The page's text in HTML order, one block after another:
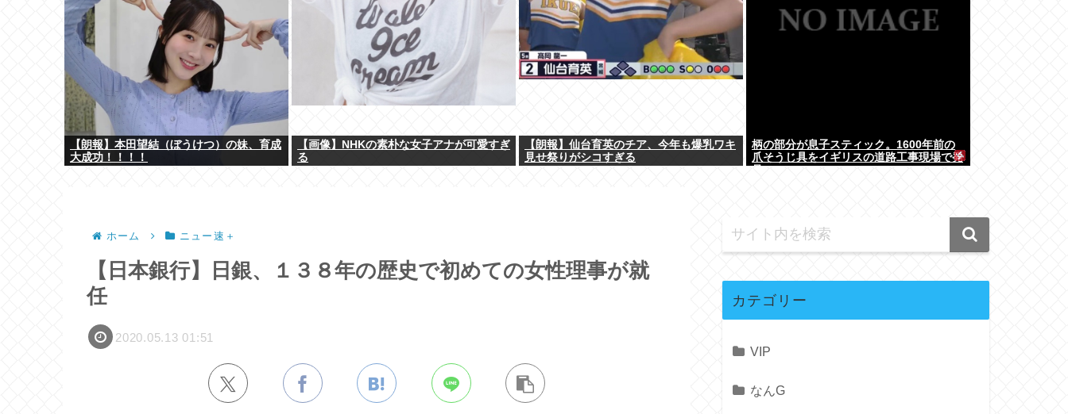
【朗報】本田望結（ぼうけつ）の妹、育成
大成功！！！！
【画像】NHKの素朴な女子アナが可愛すぎ
る
【朗報】仙台育英のチア、今年も爆乳ワキ
見せ祭りがシコすぎる
柄の部分が息子スティック。1600年前の
爪そうじ具をイギリスの道路工事現場で発
ホーム ニュー速＋
【日本銀行】日銀、１３８年の歴史で初めての女性理事が就
任
2020.05.13 01:51
カテゴリー
VIP
なんG